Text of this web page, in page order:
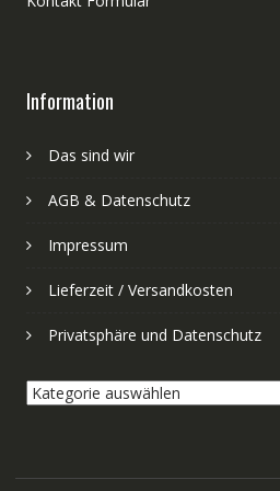
Information
Das sind wir
AGB & Datenschutz
Impressum
Lieferzeit / Versandkosten
Privatsphäre und Datenschutz
Kategorie